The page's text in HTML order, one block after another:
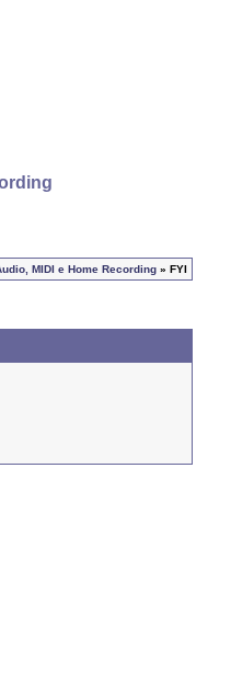
MIDI e Home Recording » FYI